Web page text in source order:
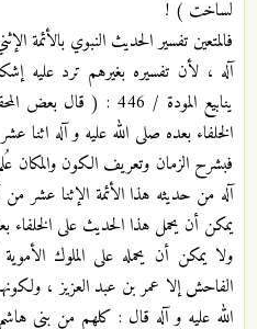
لساخت ) !
فالمتعين تفسير الحديث النبوي بالأئمة
آله ، لأن تفسيره بغيرهم ترد عليه
ينابيع المودة / 446 :
الخلفاء بعده صلى الله عليه و آله
فبشرح الزمان وتعريف الكون والمكان
آله من حديثه هذا الأئمة الإثنا عشر
يمكن أن يحمل هذا الحديث على الخلفاء
ولا يمكن أن يحمله على الملوك
الفاحش إلا عمر بن عبد العزيز ،
الله عليه و آله قال : كلهم من بني